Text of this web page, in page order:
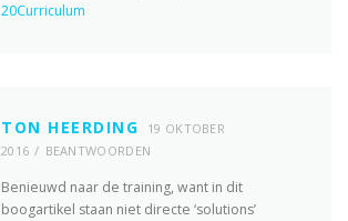
20Curriculum
TON HEERDING
19 OKTOBER
2016
BEANTWOORDEN
Benieuwd naar de training, want in dit
boogartikel staan niet directe ‘solutions’